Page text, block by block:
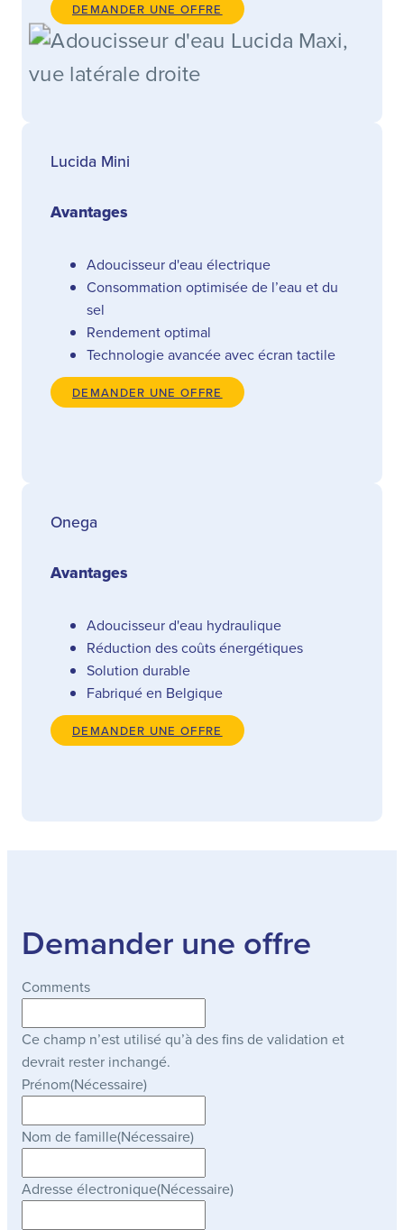
DEMANDER UNE OFFRE
Lucida Mini
Avantages
Adoucisseur d'eau électrique
Consommation optimisée de l’eau et du
sel
Rendement optimal
Technologie avancée avec écran tactile
DEMANDER UNE OFFRE
Onega
Avantages
Adoucisseur d'eau hydraulique
Réduction des coûts énergétiques
Solution durable
Fabriqué en Belgique
DEMANDER UNE OFFRE
Demander une offre
Comments
Ce champ n’est utilisé qu’à des fins de validation et
devrait rester inchangé.
Prénom(Nécessaire)
Nom de famille(Nécessaire)
Adresse électronique(Nécessaire)